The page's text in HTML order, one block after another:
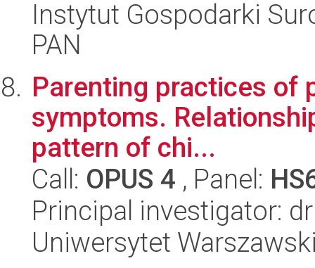
Instytut Gospodarki
PAN
Parenting practices of
symptoms.
pattern of chi...
Call: OPUS 4 , Panel:
Principal investigator:
Uniwersytet